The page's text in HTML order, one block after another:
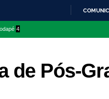
4
de Pós-